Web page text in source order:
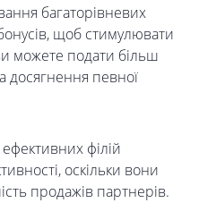
багаторівневих
щоб стимулювати
можете подати більш
досягнення певної
філій
оскільки вони
продажів партнерів.